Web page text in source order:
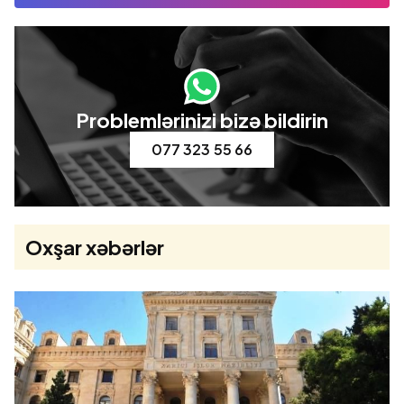
Problemlərinizi bizə bildirin
077 323 55 66
Oxşar xəbərlər